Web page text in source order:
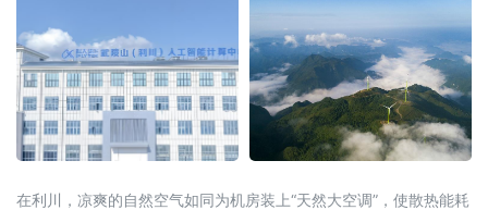
于一体，提供行业报告定制、AI全能力超市、场
景供需匹配、AI投融资、具身智
在利川，凉爽的自然空气如同为机房装上“天然大空调”，使散热能耗